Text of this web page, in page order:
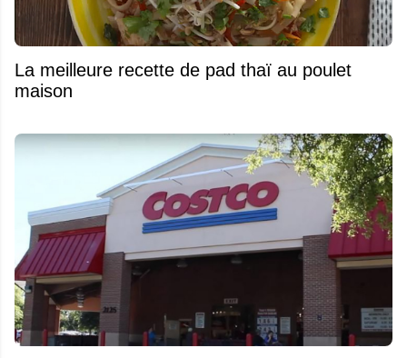
La meilleure recette de pad thaï au poulet
maison